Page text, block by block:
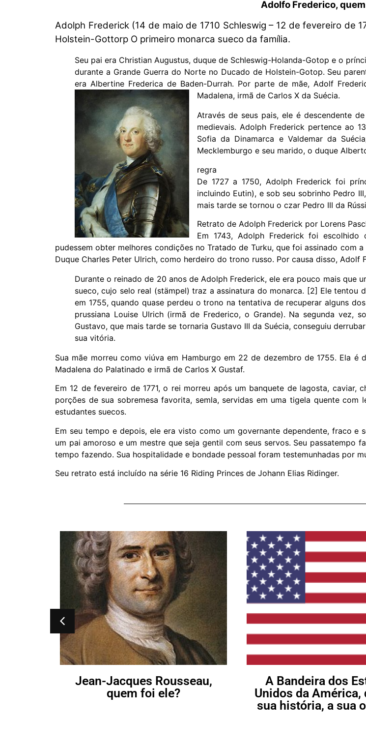
Adolfo Frederico,
Adolph Frederick (14 de maio de 1710 Schleswig – 12 de fevereiro de
Holstein-Gottorp O primeiro monarca sueco da família.
Seu pai era Christian Augustus, duque de Schleswig-Holanda-Gotop e o
durante a Grande Guerra do Norte no Ducado de Holstein-Gotop. Seu
era Albertine Frederica de Baden-Durrah. Por parte de mãe, Adolf
Madalena, irmã de Carlos X da Suécia.
Através de seus pais, ele é descendente
medievais. Adolph Frederick pertence ao
Sofia da Dinamarca e Valdemar da
Mecklemburgo e seu marido, o duque
regra
De 1727 a 1750, Adolph Frederick foi
incluindo Eutin), e sob seu sobrinho Pedro
mais tarde se tornou o czar Pedro III da
Retrato de Adolph Frederick por Lorens
Em 1743, Adolph Frederick foi
pudessem obter melhores condições no Tratado de Turku, que foi assinado com
Duque Charles Peter Ulrich, como herdeiro do trono russo. Por causa disso,
Durante o reinado de 20 anos de Adolph Frederick, ele era pouco mais que
sueco, cujo selo real (stämpel) traz a assinatura do monarca. [2] Ele tentou
em 1755, quando quase perdeu o trono na tentativa de recuperar alguns
prussiana Louise Ulrich (irmã de Frederico, o Grande). Na segunda vez,
Gustavo, que mais tarde se tornaria Gustavo III da Suécia, conseguiu
sua vitória.
Sua mãe morreu como viúva em Hamburgo em 22 de dezembro de 1755. Ela é
Madalena do Palatinado e irmã de Carlos X Gustaf.
Em 12 de fevereiro de 1771, o rei morreu após um banquete de lagosta, caviar,
porções de sua sobremesa favorita, semla, servidas em uma tigela quente
estudantes suecos.
Em seu tempo e depois, ele era visto como um governante dependente, fraco e
um pai amoroso e um mestre que seja gentil com seus servos. Seu
tempo fazendo. Sua hospitalidade e bondade pessoal foram testemunhadas por
Seu retrato está incluído na série 16 Riding Princes de Johann Elias Ridinger.
Jean-Jacques Rousseau,
quem foi ele?
A Bandeira dos
Unidos da América,
sua história, a sua